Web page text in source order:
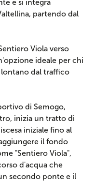
e si integra
partendo dal
Viola verso
ideale per chi
lontano dal traffico
di Semogo,
inizia un tratto di
iniziale fino al
il fondo
"Sentiero Viola",
d'acqua che
secondo ponte e il